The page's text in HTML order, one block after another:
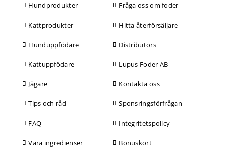
Hundprodukter
Kattprodukter
Hunduppfödare
Kattuppfödare
Jägare
Tips och råd
FAQ
Våra ingredienser
Fråga oss om foder
Hitta återförsäljare
Distributors
Lupus Foder AB
Kontakta oss
Sponsringsförfrågan
Integritetspolicy
Bonuskort